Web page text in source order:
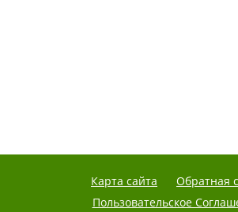
Карта сайта
Обратная
Пользовательское